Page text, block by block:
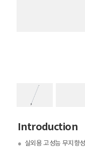
Introduction
● 실외용 고성능 무지향